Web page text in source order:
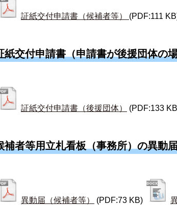
証紙交付申請書（候補者等） (PDF:111
紙交付申請書（申請書が後援団体の
証紙交付申請書（後援団体） (PDF:133
補者等用立札看板（事務所）の異動届
異動届（候補者等） (PDF:73 KB)